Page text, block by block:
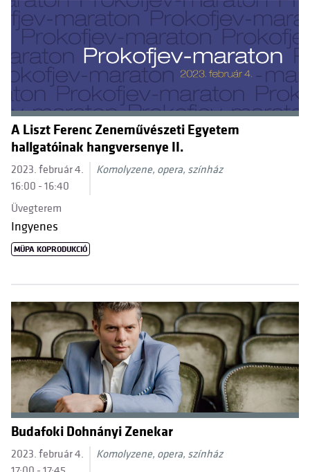
A Liszt Ferenc Zeneművészeti Egyetem
hallgatóinak hangversenye II.
2023. február 4.
16:00 - 16:40
Komolyzene, opera, színház
Üvegterem
Ingyenes
MÜPA KOPRODUKCIÓ
Budafoki Dohnányi Zenekar
2023. február 4.
Komolyzene, opera, színház